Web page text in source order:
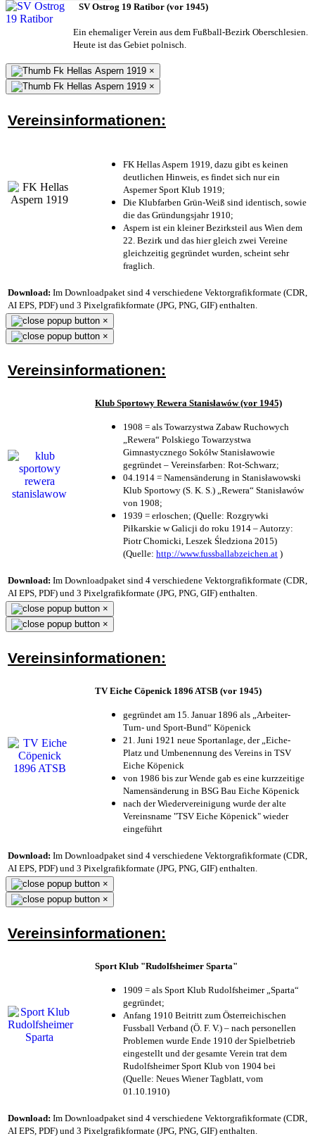
SV Ostrog 19 Ratibor (vor 1945)
Ein ehemaliger Verein aus dem Fußball-Bezirk Oberschlesien.
Heute ist das Gebiet polnisch.
×
×
Vereinsinformationen:
FK Hellas Aspern 1919, dazu gibt es keinen
deutlichen Hinweis, es findet sich nur ein
Asperner Sport Klub 1919;
Die Klubfarben Grün-Weiß sind identisch, sowie
die das Gründungsjahr 1910;
Aspern ist ein kleiner Bezirksteil aus Wien dem
22. Bezirk und das hier gleich zwei Vereine
gleichzeitig gegründet wurden, scheint sehr
fraglich.
Download: Im Downloadpaket sind 4 verschiedene Vektorgrafikformate (CDR,
AI EPS, PDF) und 3 Pixelgrafikformate (JPG, PNG, GIF) enthalten.
×
×
Vereinsinformationen:
Klub Sportowy Rewera Stanisławów (vor 1945)
1908 = als Towarzystwa Zabaw Ruchowych
„Rewera“ Polskiego Towarzystwa
Gimnastycznego Sokółw Stanisławowie
gegründet – Vereinsfarben: Rot-Schwarz;
04.1914 = Namensänderung in Stanisławowski
Klub Sportowy (S. K. S.) „Rewera“ Stanisławów
von 1908;
1939 = erloschen; (Quelle: Rozgrywki
Piłkarskie w Galicji do roku 1914 – Autorzy:
Piotr Chomicki, Leszek Śledziona 2015)
(Quelle: http://www.fussballabzeichen.at )
Download: Im Downloadpaket sind 4 verschiedene Vektorgrafikformate (CDR,
AI EPS, PDF) und 3 Pixelgrafikformate (JPG, PNG, GIF) enthalten.
×
×
Vereinsinformationen:
TV Eiche Cöpenick 1896 ATSB (vor 1945)
gegründet am 15. Januar 1896 als „Arbeiter-
Turn- und Sport-Bund“ Köpenick
21. Juni 1921 neue Sportanlage, der „Eiche-
Platz und Umbenennung des Vereins in TSV
Eiche Köpenick
von 1986 bis zur Wende gab es eine kurzzeitige
Namensänderung in BSG Bau Eiche Köpenick
nach der Wiedervereinigung wurde der alte
Vereinsname "TSV Eiche Köpenick" wieder
eingeführt
Download: Im Downloadpaket sind 4 verschiedene Vektorgrafikformate (CDR,
AI EPS, PDF) und 3 Pixelgrafikformate (JPG, PNG, GIF) enthalten.
×
×
Vereinsinformationen:
Sport Klub "Rudolfsheimer Sparta"
1909 = als Sport Klub Rudolfsheimer „Sparta“
gegründet;
Anfang 1910 Beitritt zum Österreichischen
Fussball Verband (Ö. F. V.) – nach personellen
Problemen wurde Ende 1910 der Spielbetrieb
eingestellt und der gesamte Verein trat dem
Rudolfsheimer Sport Klub von 1904 bei
(Quelle: Neues Wiener Tagblatt, vom
01.10.1910)
Download: Im Downloadpaket sind 4 verschiedene Vektorgrafikformate (CDR,
AI EPS, PDF) und 3 Pixelgrafikformate (JPG, PNG, GIF) enthalten.